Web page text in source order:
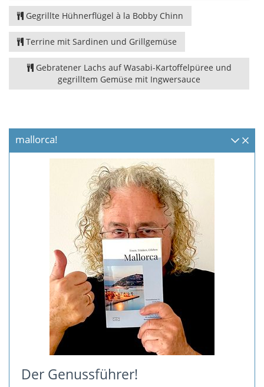
Gegrillte Hühnerflügel à la Bobby Chinn
Terrine mit Sardinen und Grillgemüse
Gebratener Lachs auf Wasabi-Kartoffelpüree und
gegrilltem Gemüse mit Ingwersauce
mallorca!
Der Genussführer!